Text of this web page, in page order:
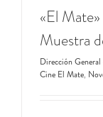
«El
Muestra
Dirección
Cine El Mate,